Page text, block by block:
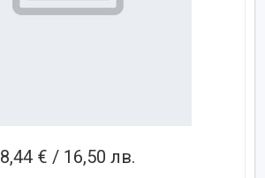
8,44 € / 16,50 лв.